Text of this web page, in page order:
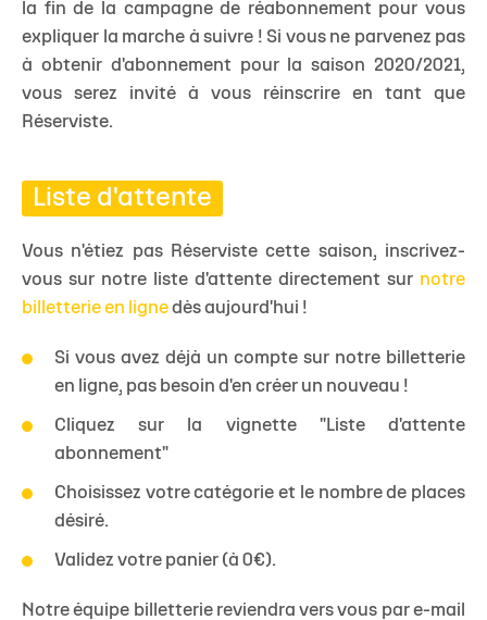
la fin de la campagne de réabonnement pour vous
expliquer la marche à suivre ! Si vous ne parvenez pas
à obtenir d'abonnement pour la saison 2020/2021,
vous serez invité à vous réinscrire en tant que
Réserviste.
Liste d'attente
Vous n'étiez pas Réserviste cette saison, inscrivez-
vous sur notre liste d'attente directement sur notre
billetterie en ligne dès aujourd'hui !
Si vous avez déjà un compte sur notre billetterie
en ligne, pas besoin d'en créer un nouveau !
Cliquez sur la vignette "Liste d'attente
abonnement"
Choisissez votre catégorie et le nombre de places
désiré.
Validez votre panier (à 0€).
Notre équipe billetterie reviendra vers vous par e-mail